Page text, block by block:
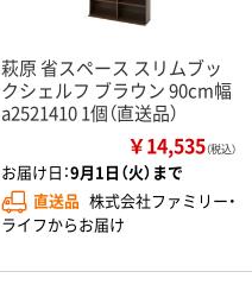
萩原 省スペース スリムブッ
クシェルフ ブラウン 90cm幅
a2521410 1個（直送品）
￥14,535（税込）
お届け日：9月1日（火）まで
直送品 株式会社ファミリー・
ライフからお届け